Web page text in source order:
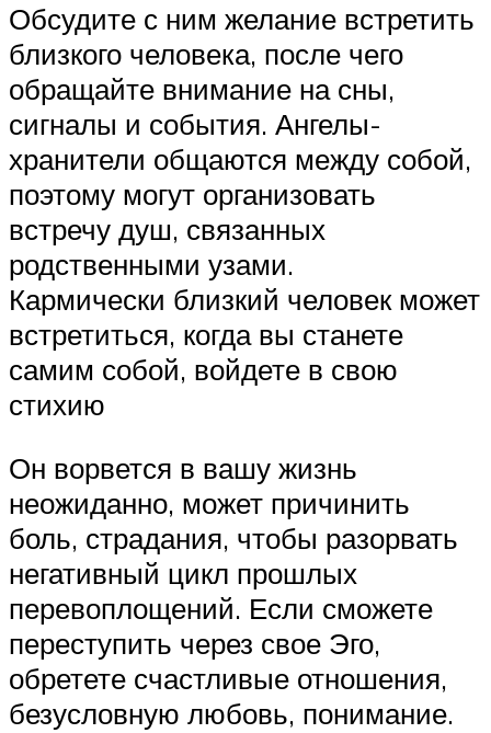
Обсудите с ним желание встретить
близкого человека, после чего
обращайте внимание на сны,
сигналы и события. Ангелы-
хранители общаются между собой,
поэтому могут организовать
встречу душ, связанных
родственными узами.
Кармически близкий человек может
встретиться, когда вы станете
самим собой, войдете в свою
стихию
Он ворвется в вашу жизнь
неожиданно, может причинить
боль, страдания, чтобы разорвать
негативный цикл прошлых
перевоплощений. Если сможете
переступить через свое Эго,
обретете счастливые отношения,
безусловную любовь, понимание.